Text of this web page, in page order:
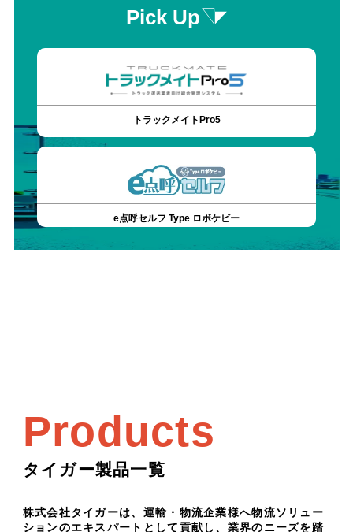
Pick Up
トラックメイトPro5
e点呼セルフ Type ロボケビー
タイガー製品一覧
Products
株式会社タイガーは、運輸・物流企業様へ物流ソリュー
ションのエキスパートとして貢献し、業界のニーズを踏